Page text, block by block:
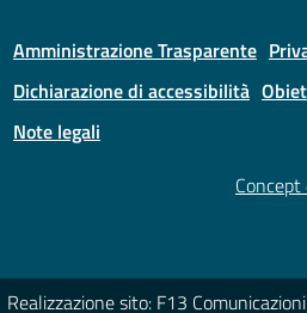
Amministrazione Trasparente
Dichiarazione di accessibilità
Note legali
Realizzazione sito: F13 Comunicazioni